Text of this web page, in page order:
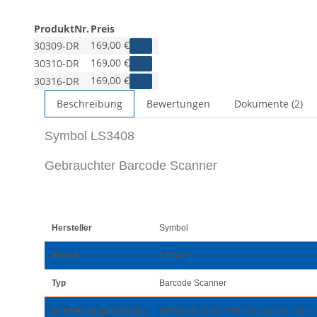
ProduktNr. Preis
30309-DR
169,00 €
30310-DR
169,00 €
30316-DR
169,00 €
Beschreibung
Bewertungen Dokumente (2)
Symbol LS3408
Gebrauchter Barcode Scanner
Hersteller Symbol
Modell LS3408
Typ Barcode Scanner
Dekodiermöglichkeiten UPC/EAN, UPC/EAN mit Zusätzen,